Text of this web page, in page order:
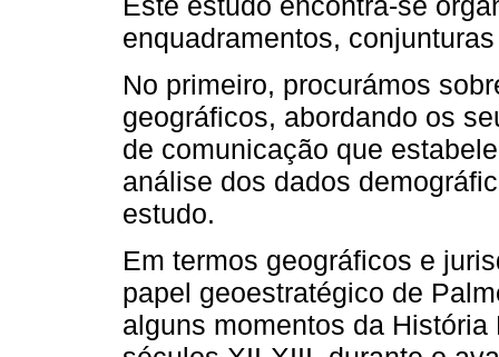
enquadramentos,
No primeiro, procurámos
geográficos, abordando os
de comunicação que
análise dos dados
estudo.
Em termos geográficos e
papel geoestratégico de
alguns momentos da